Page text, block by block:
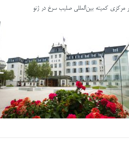
مرکزی کمیته بین‌المللی صلیب سرخ در ژنو